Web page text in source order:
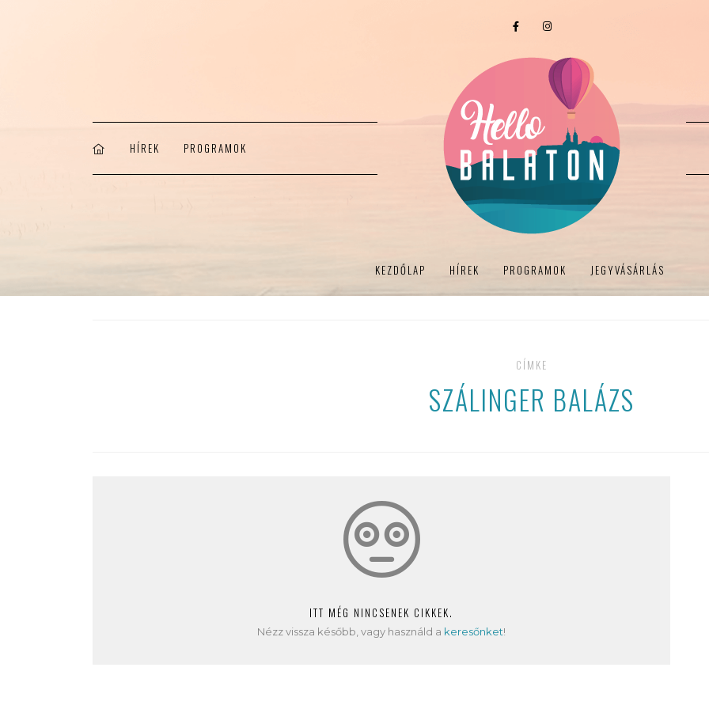
HÍREK PROGRAMOK
KEZDŐLAP HÍREK PROGRAMOK JEGYVÁSÁRLÁS
CÍMKE
SZÁLINGER BALÁZS
ITT MÉG NINCSENEK CIKKEK.
Nézz vissza később, vagy használd a keresőnket!